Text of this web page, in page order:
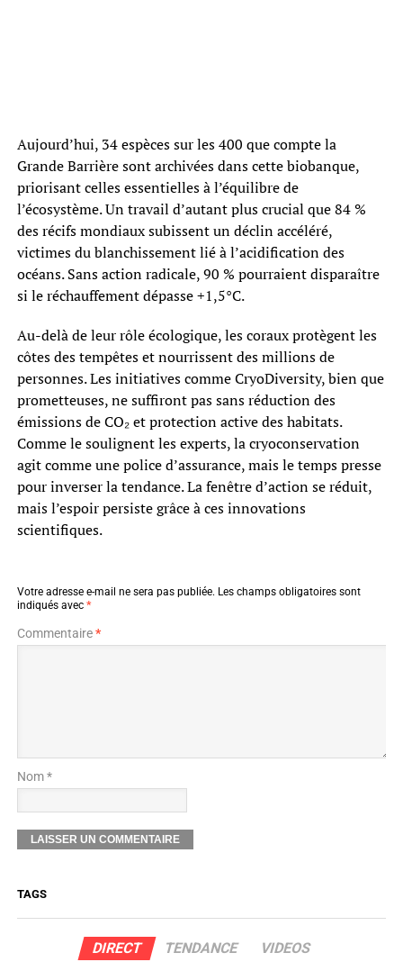
Aujourd’hui, 34 espèces sur les 400 que compte la
Grande Barrière sont archivées dans cette biobanque,
priorisant celles essentielles à l’équilibre de
l’écosystème. Un travail d’autant plus crucial que 84 %
des récifs mondiaux subissent un déclin accéléré,
victimes du blanchissement lié à l’acidification des
océans. Sans action radicale, 90 % pourraient disparaître
si le réchauffement dépasse +1,5°C.
Au-delà de leur rôle écologique, les coraux protègent les
côtes des tempêtes et nourrissent des millions de
personnes. Les initiatives comme CryoDiversity, bien que
prometteuses, ne suffiront pas sans réduction des
émissions de CO₂ et protection active des habitats.
Comme le soulignent les experts, la cryoconservation
agit comme une police d’assurance, mais le temps presse
pour inverser la tendance. La fenêtre d’action se réduit,
mais l’espoir persiste grâce à ces innovations
scientifiques.
Votre adresse e-mail ne sera pas publiée. Les champs obligatoires sont
indiqués avec *
Commentaire*
Nom *
TAGS
DIRECT TENDANCE VIDEOS